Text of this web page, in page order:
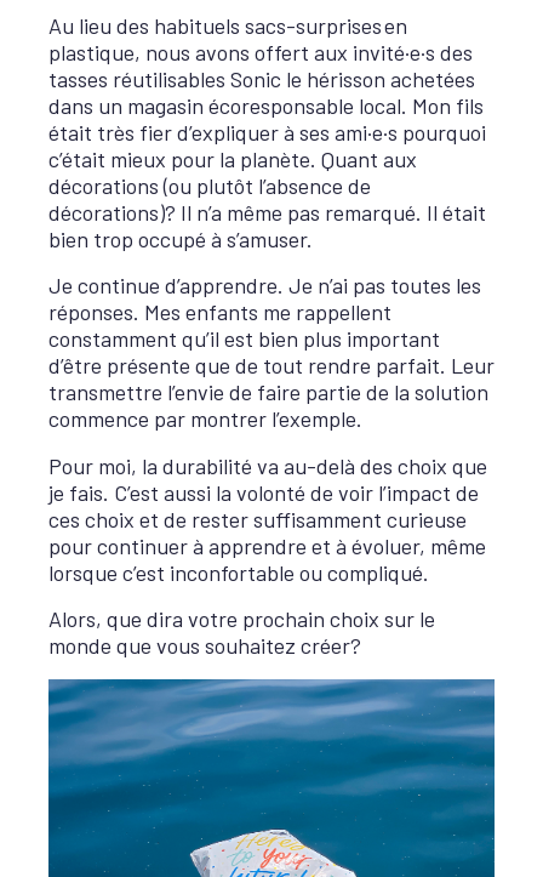
Au lieu des habituels sacs-surprisesen
plastique, nous avons offert aux invité·e·s des
tasses réutilisables Sonic le hérisson achetées
dans un magasin écoresponsable local. Mon fils
était très fier d’expliquer à ses ami·e·s pourquoi
c’était mieux pour la planète. Quant aux
décorations (ou plutôt l’absence de
décorations)? Il n’a même pas remarqué. Il était
bien trop occupé à s’amuser.
Je continue d’apprendre. Je n’ai pas toutes les
réponses. Mes enfants me rappellent
constamment qu’il est bien plus important
d’être présente que de tout rendre parfait. Leur
transmettre l’envie de faire partie de la solution
commence par montrer l’exemple.
Pour moi, la durabilité va au-delà des choix que
je fais. C’est aussi la volonté de voir l’impact de
ces choix et de rester suffisamment curieuse
pour continuer à apprendre et à évoluer, même
lorsque c’est inconfortable ou compliqué.
Alors, que dira votre prochain choix sur le
monde que vous souhaitez créer?